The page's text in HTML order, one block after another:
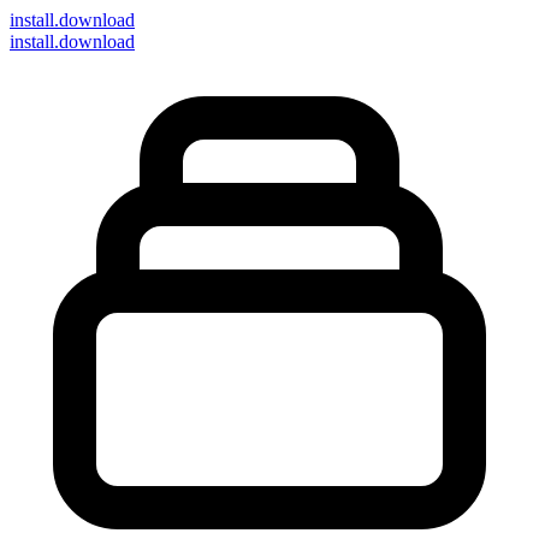
install.download
install.download